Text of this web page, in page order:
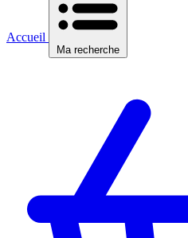
Accueil
Ma recherche